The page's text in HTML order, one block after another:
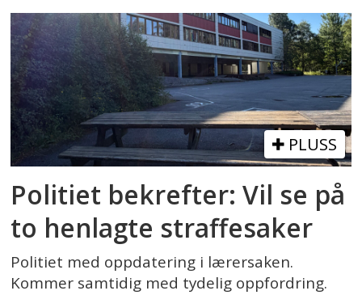
PLUSS
Politiet bekrefter: Vil se på
to henlagte straffesaker
Politiet med oppdatering i lærersaken.
Kommer samtidig med tydelig oppfordring.